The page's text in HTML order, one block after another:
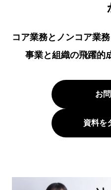
コア業務とノンコア業
事業と組織の飛躍的
お
資料を